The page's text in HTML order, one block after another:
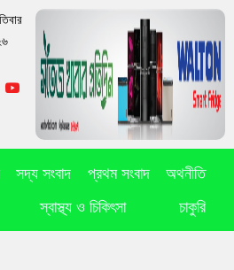
সদ্য সংবাদ প্রথম সংবাদ
অথনীতি
স্বাস্থ্য ও চিকিৎসা চাকুরি